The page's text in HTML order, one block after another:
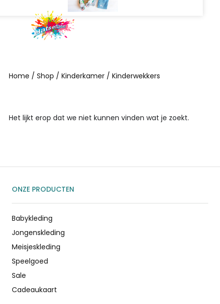
Home /Shop /Kinderkamer / Kinderwekkers
Het lijkt erop dat we niet kunnen vinden wat je zoekt.
ONZE PRODUCTEN
Babykleding
Jongenskleding
Meisjeskleding
Speelgoed
Sale
Cadeaukaart